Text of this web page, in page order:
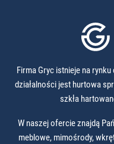
Firma Gryc istnieje na
działalności jest hurtowa
szkła
W naszej ofercie znajdą
meblowe, mimośrody,